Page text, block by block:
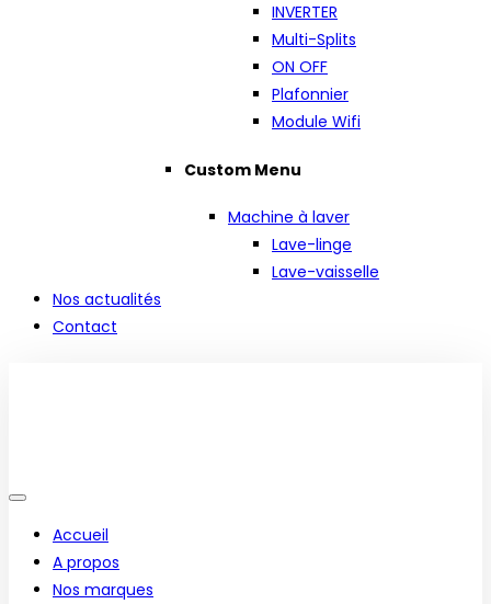
INVERTER
Multi-Splits
ON OFF
Plafonnier
Module Wifi
Custom Menu
Machine à laver
Lave-linge
Lave-vaisselle
Nos actualités
Contact
Accueil
A propos
Nos marques